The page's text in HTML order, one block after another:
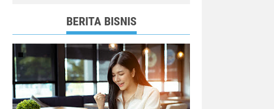
BERITA BISNIS